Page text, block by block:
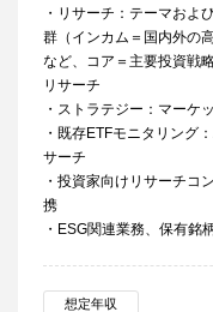
・リサーチ：テーマおよ
群（インカム＝国内外の
など、コア＝主要投資戦
リサーチ
・ストラテジー：マーケ
・既存ETFモニタリング
サーチ
・投資家向けリサーチコ
携
・ESG関連業務、保有銘
想定年収